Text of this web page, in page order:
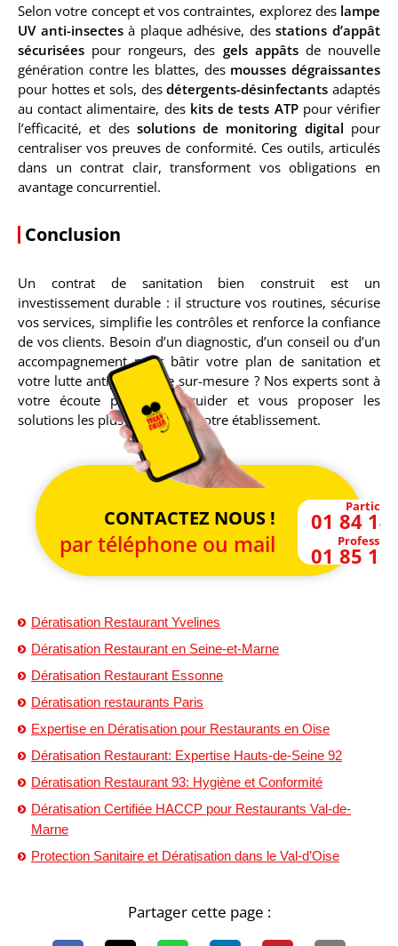
Selon votre concept et vos contraintes, explorez des lampe
UV anti-insectesà plaque adhésive, desstations d’appât
sécurisées pour rongeurs, des gels appâtsde nouvelle
génération contre les blattes, des mousses dégraissantes
pour hottes et sols, desdétergents-désinfectants adaptés
au contact alimentaire, des kits de tests ATPpour vérifier
l’efficacité, et des solutions de monitoring digital pour
centraliser vos preuves de conformité. Ces outils, articulés
dans un contrat clair, transforment vos obligations en
avantage concurrentiel.
Conclusion
Un contrat de sanitation bien construit est un
investissement durable : il structure vos routines, sécurise
vos services, simplifie les contrôles et renforce la confiance
de vos clients. Besoin d’un diagnostic, d’un conseil ou d’un
accompagnement pour bâtir votre plan de sanitation et
votre lutte antiparasitaire sur-mesure ? Nos experts sont à
votre écoute pour vous guider et vous proposer les
solutions les plus adaptées à votre établissement.
CONTACTEZ NOUS !
par téléphone ou mail
01 84 14
01 85 15
Dératisation Restaurant Yvelines
Dératisation Restaurant en Seine-et-Marne
Dératisation Restaurant Essonne
Dératisation restaurants Paris
Expertise en Dératisation pour Restaurants en Oise
Dératisation Restaurant: Expertise Hauts-de-Seine 92
Dératisation Restaurant 93: Hygiène et Conformité
Dératisation Certifiée HACCP pour Restaurants Val-de-
Marne
Protection Sanitaire et Dératisation dans le Val-d’Oise
Partager cette page :